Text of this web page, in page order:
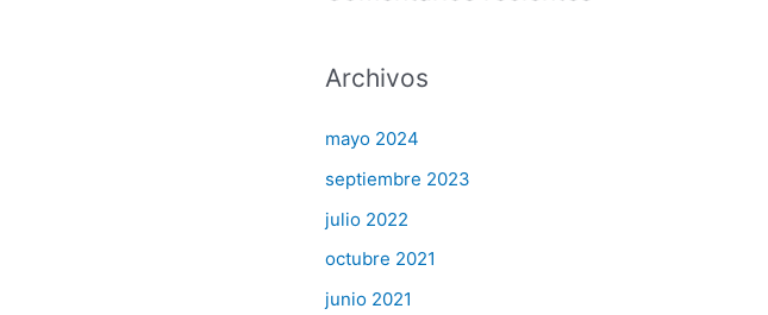
Archivos
mayo 2024
septiembre 2023
julio 2022
octubre 2021
junio 2021